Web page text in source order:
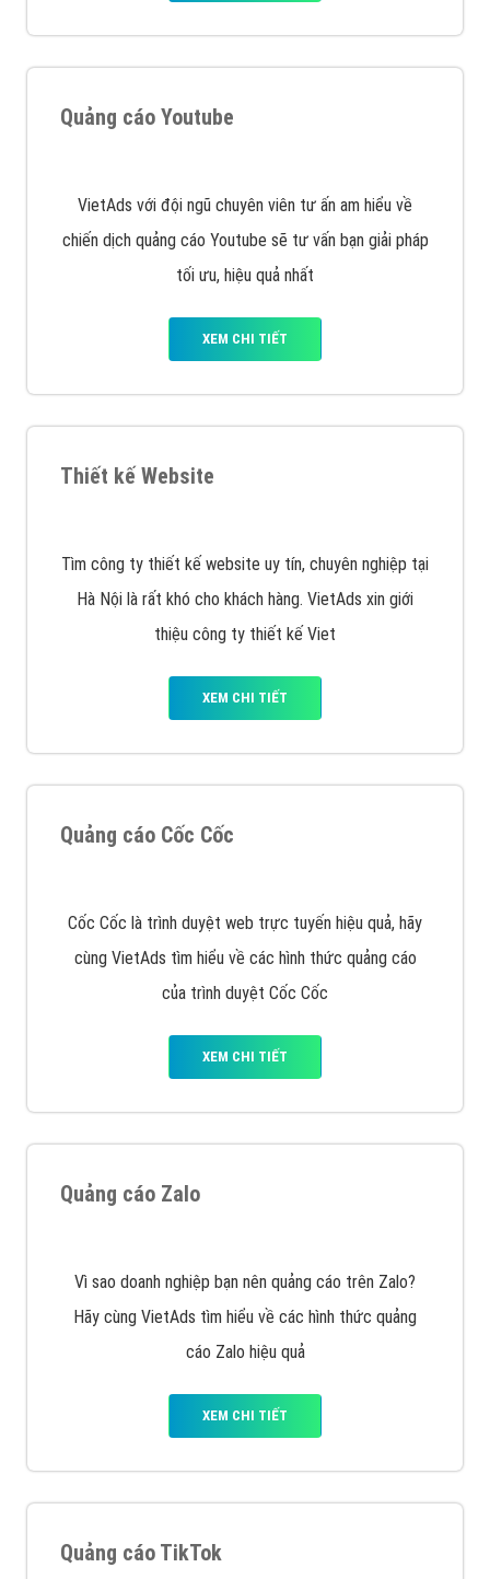
Quảng cáo Youtube
VietAds với đội ngũ chuyên viên tư ấn am hiểu về
chiến dịch quảng cáo Youtube sẽ tư vấn bạn giải pháp
tối ưu, hiệu quả nhất
XEM CHI TIẾT
Thiết kế Website
Tìm công ty thiết kế website uy tín, chuyên nghiệp tại
Hà Nội là rất khó cho khách hàng. VietAds xin giới
thiệu công ty thiết kế Viet
XEM CHI TIẾT
Quảng cáo Cốc Cốc
Cốc Cốc là trình duyệt web trực tuyến hiệu quả, hãy
cùng VietAds tìm hiểu về các hình thức quảng cáo
của trình duyệt Cốc Cốc
XEM CHI TIẾT
Quảng cáo Zalo
Vì sao doanh nghiệp bạn nên quảng cáo trên Zalo?
Hãy cùng VietAds tìm hiểu về các hình thức quảng
cáo Zalo hiệu quả
XEM CHI TIẾT
Quảng cáo TikTok